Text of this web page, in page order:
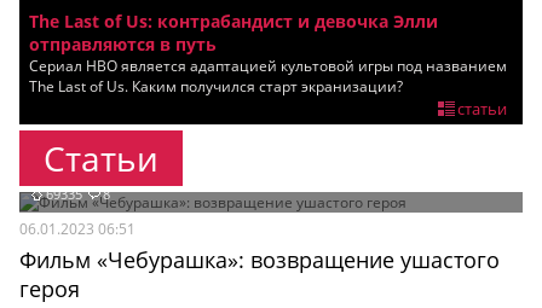
Мои материалы
Мои места
Моя личная афиша
Перечитать
The Last of Us: контрабандист и девочка Элли
отправляются в путь
Сериал HBO является адаптацией культовой игры под названием
The Last of Us. Каким получился старт экранизации?
статьи
Статьи
69335 8
06.01.2023 06:51
Фильм «Чебурашка»: возвращение ушастого
героя